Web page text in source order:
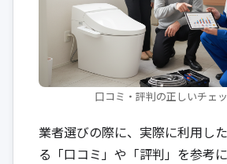
口コミ・評判の正しいチェ
業者選びの際に、実際に利用し
る「口コミ」や「評判」を参考